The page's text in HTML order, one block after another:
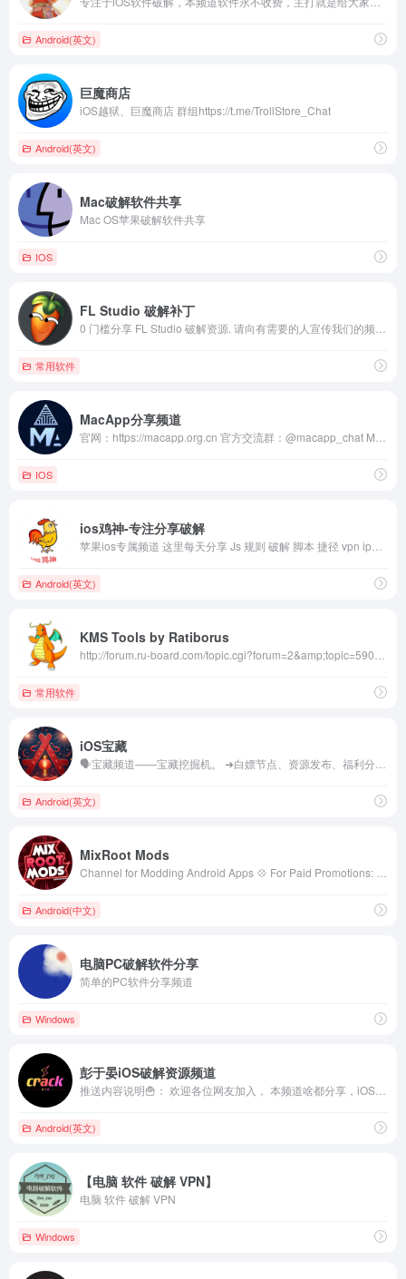
Android(英文)
巨魔商店
iOS越狱、巨魔商店 群组https://t.me/TrollStore_Chat
Android(英文)
Mac破解软件共享
Mac OS苹果破解软件共享
IOS
FL Studio 破解补丁
常用软件
MacApp分享频道
IOS
ios鸡神-专注分享破解
Android(英文)
KMS Tools by Ratiborus
常用软件
iOS宝藏
Android(英文)
MixRoot Mods
Android(中文)
电脑PC破解软件分享
简单的PC软件分享频道
Windows
彭于晏iOS破解资源频道
Android(英文)
【电脑 软件 破解 VPN】
电脑 软件 破解 VPN
Windows